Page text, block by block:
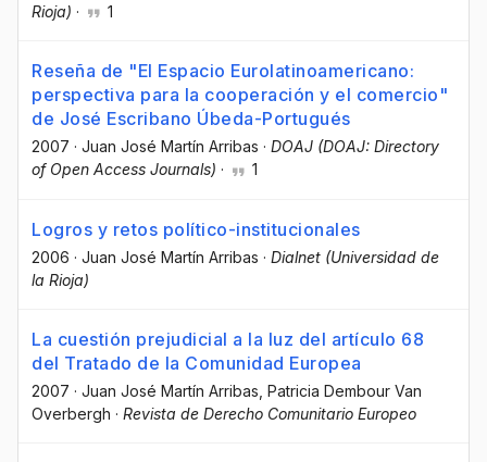
Rioja) · 1
Reseña de "El Espacio Eurolatinoamericano:
perspectiva para la cooperación y el comercio"
de José Escribano Úbeda-Portugués
2007 · Juan José Martín Arribas · DOAJ (DOAJ: Directory
of Open Access Journals) · 1
Logros y retos político-institucionales
2006 · Juan José Martín Arribas · Dialnet (Universidad de
la Rioja)
La cuestión prejudicial a la luz del artículo 68
del Tratado de la Comunidad Europea
2007 · Juan José Martín Arribas , Patricia Dembour Van
Overbergh · Revista de Derecho Comunitario Europeo